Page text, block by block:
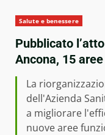
Salute e benessere
Pubblicato
Ancona, 15
La
dell'Azienda
a migliorare
nuove aree